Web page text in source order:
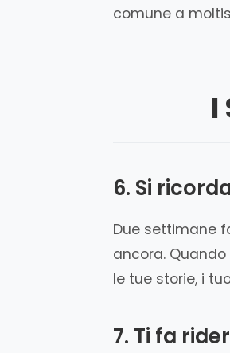
comune a
I
6. Si
Due settimane
ancora.
le tue storie, i
7. Ti fa